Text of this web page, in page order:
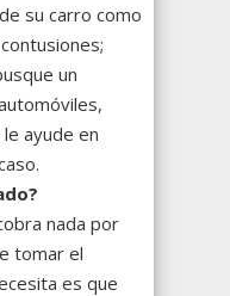
su carro como
un
ayude en
nada por
tomar el
es que